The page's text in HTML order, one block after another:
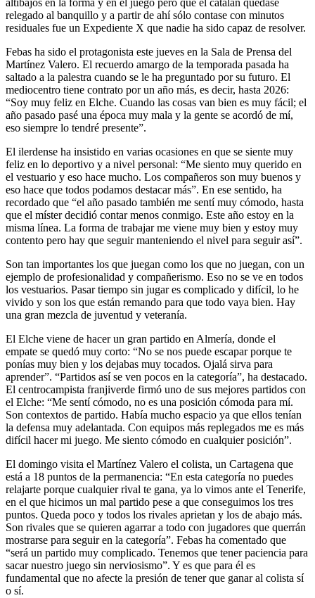
altibajos en la forma y en el juego pero que el catalán quedase
relegado al banquillo y a partir de ahí sólo contase con minutos
residuales fue un Expediente X que nadie ha sido capaz de resolver.
Febas ha sido el protagonista este jueves en la Sala de Prensa del
Martínez Valero. El recuerdo amargo de la temporada pasada ha
saltado a la palestra cuando se le ha preguntado por su futuro. El
mediocentro tiene contrato por un año más, es decir, hasta 2026:
“Soy muy feliz en Elche. Cuando las cosas van bien es muy fácil; el
año pasado pasé una época muy mala y la gente se acordó de mí,
eso siempre lo tendré presente”.
El ilerdense ha insistido en varias ocasiones en que se siente muy
feliz en lo deportivo y a nivel personal: “Me siento muy querido en
el vestuario y eso hace mucho. Los compañeros son muy buenos y
eso hace que todos podamos destacar más”. En ese sentido, ha
recordado que “el año pasado también me sentí muy cómodo, hasta
que el míster decidió contar menos conmigo. Este año estoy en la
misma línea. La forma de trabajar me viene muy bien y estoy muy
contento pero hay que seguir manteniendo el nivel para seguir así”.
Son tan importantes los que juegan como los que no juegan, con un
ejemplo de profesionalidad y compañerismo. Eso no se ve en todos
los vestuarios. Pasar tiempo sin jugar es complicado y difícil, lo he
vivido y son los que están remando para que todo vaya bien. Hay
una gran mezcla de juventud y veteranía.
El Elche viene de hacer un gran partido en Almería, donde el
empate se quedó muy corto: “No se nos puede escapar porque te
ponías muy bien y los dejabas muy tocados. Ojalá sirva para
aprender”. “Partidos así se ven pocos en la categoría”, ha destacado.
El centrocampista franjiverde firmó uno de sus mejores partidos con
el Elche: “Me sentí cómodo, no es una posición cómoda para mí.
Son contextos de partido. Había mucho espacio ya que ellos tenían
la defensa muy adelantada. Con equipos más replegados me es más
difícil hacer mi juego. Me siento cómodo en cualquier posición”.
El domingo visita el Martínez Valero el colista, un Cartagena que
está a 18 puntos de la permanencia: “En esta categoría no puedes
relajarte porque cualquier rival te gana, ya lo vimos ante el Tenerife,
en el que hicimos un mal partido pese a que conseguimos los tres
puntos. Queda poco y todos los rivales aprietan y los de abajo más.
Son rivales que se quieren agarrar a todo con jugadores que querrán
mostrarse para seguir en la categoría”. Febas ha comentado que
“será un partido muy complicado. Tenemos que tener paciencia para
sacar nuestro juego sin nerviosismo”. Y es que para él es
fundamental que no afecte la presión de tener que ganar al colista sí
o sí.